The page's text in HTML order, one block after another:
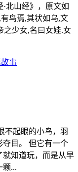
山经》，原文如
鸟焉,其状如乌,文
之少女,名曰女娃.女
事
不起眼的小鸟，羽
夺目。 但它有一个
就知道玩，而是从早
颗...